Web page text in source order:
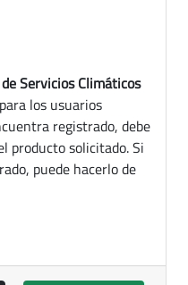
Servicios Climáticos
los usuarios
registrado, debe
producto solicitado. Si
puede hacerlo de